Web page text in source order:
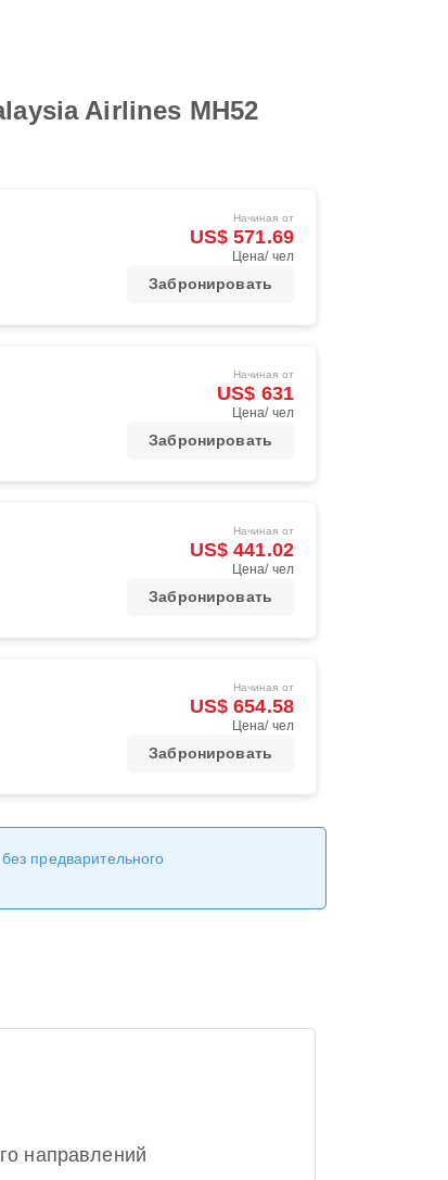
Airlines MH52
Начиная от
US$ 571.69
Цена/ чел
Забронировать
Начиная от
US$ 631
Цена/ чел
Забронировать
Начиная от
US$ 441.02
Цена/ чел
Забронировать
Начиная от
US$ 654.58
Цена/ чел
Забронировать
предварительного
направлений